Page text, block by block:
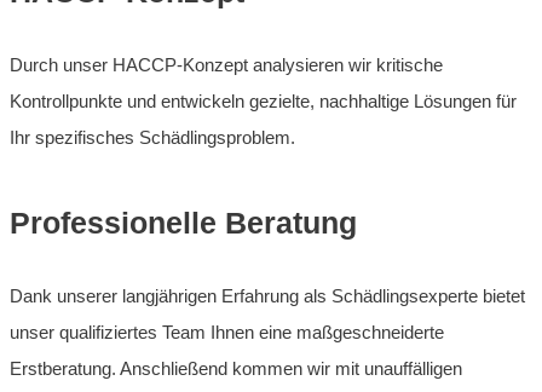
Durch unser HACCP-Konzept analysieren wir kritische
Kontrollpunkte und entwickeln gezielte, nachhaltige Lösungen für
Ihr spezifisches Schädlingsproblem.
Professionelle Beratung
Dank unserer langjährigen Erfahrung als Schädlingsexperte bietet
unser qualifiziertes Team Ihnen eine maßgeschneiderte
Erstberatung. Anschließend kommen wir mit unauffälligen